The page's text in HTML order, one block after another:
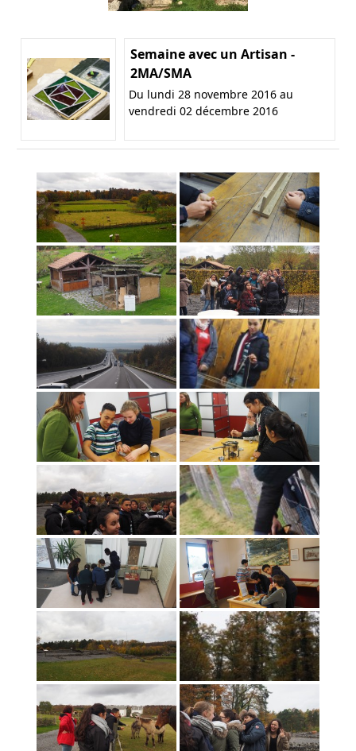
Semaine avec un Artisan -
2MA/SMA
Du lundi 28 novembre 2016 au
vendredi 02 décembre 2016